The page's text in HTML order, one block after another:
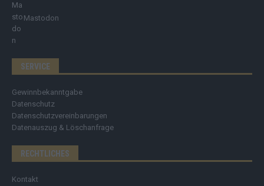
Mastodon
SERVICE
Gewinnbekanntgabe
Datenschutz
Datenschutzvereinbarungen
Datenauszug & Löschanfrage
RECHTLICHES
Kontakt